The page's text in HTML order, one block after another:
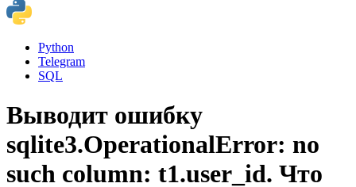
Python
Telegram
SQL
Выводит ошибку
sqlite3.OperationalError: no
such column: t1.user_id. Что